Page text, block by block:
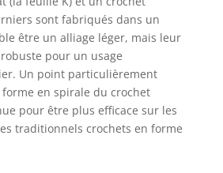
sont fabriqués dans un
être un alliage léger, mais leur
pour un usage
Un point particulièrement
en spirale du crochet
pour être plus efficace sur les
traditionnels crochets en forme